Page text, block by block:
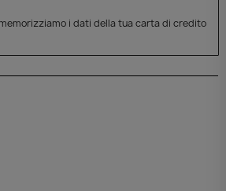
i dati della tua carta di credito